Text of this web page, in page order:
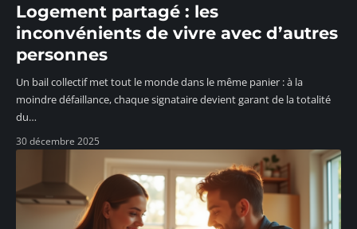
Logement partagé : les
inconvénients de vivre avec d’autres
personnes
Un bail collectif met tout le monde dans le même panier : à la
moindre défaillance, chaque signataire devient garant de la totalité
du…
30 décembre 2025